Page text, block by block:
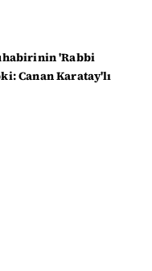
'Rabbi
Canan Karatay'lı